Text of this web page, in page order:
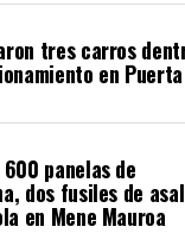
tres carros
en Puerta
panelas de
dos fusiles de
en Mene Mauroa